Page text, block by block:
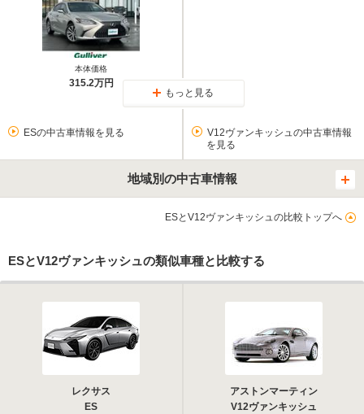
本体価格
315.2万円
もっと見る
ESの中古車情報を見る
V12ヴァンキッシュの中古車情報
を見る
地域別の中古車情報
ESとV12ヴァンキッシュの比較トップへ
ESとV12ヴァンキッシュの類似車種と比較する
レクサス
ES
アストンマーティン
V12ヴァンキッシュ